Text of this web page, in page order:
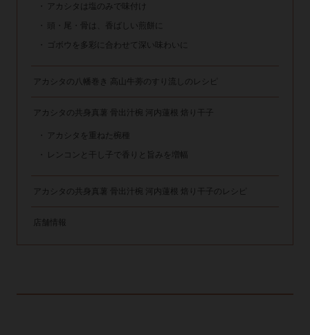
アカシタは塩のみで味付け
頭・尾・骨は、香ばしい煎餅に
ゴボウを多彩に合わせて深い味わいに
アカシタの八幡巻き 高山牛蒡のすり流しのレシピ
アカシタの共身真薯 骨出汁椀 河内蓮根 焙り干子
アカシタを重ねた椀種
レンコンと干し子で香りと旨みを増幅
アカシタの共身真薯 骨出汁椀 河内蓮根 焙り干子のレシピ
店舗情報